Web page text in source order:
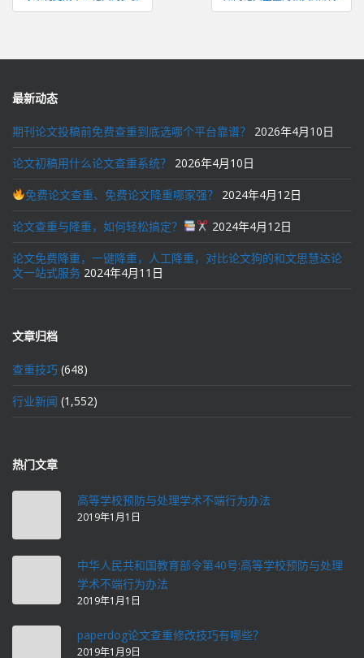
章
航
最新动态
期刊论文投稿前免费查重到底选哪个平台靠谱？ 2026年4月10日
论文初稿用什么论文查重系统？ 2026年4月10日
免费论文查重、免费论文降重哪家强？ 2024年4月12日
论文查重与降重，如何轻松搞定？ 2024年4月12日
论文免费降重，一键降重，人工降重，对比论文狗的和文思慧达论
文一站式服务 2024年4月11日
文章归档
查重技巧 (648)
行业新闻 (1,552)
热门文章
高等学校预防与处理学术不端行为办法
2019年1月1日
中华人民共和国教育部令第40号:高等学校预防与处理
学术不端行为办法
2019年1月1日
paperdog论文查重修改技巧有哪些？
2019年1月9日